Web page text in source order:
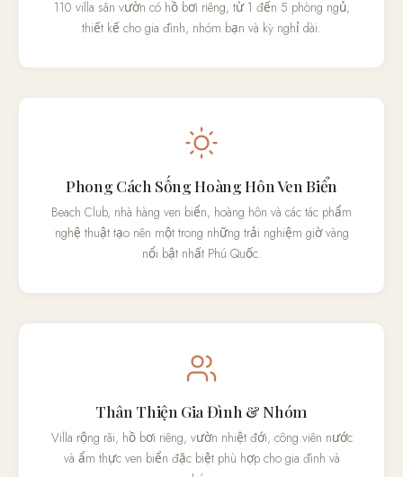
110 villa sân vườn có hồ bơi riêng, từ 1 đến 5 phòng ngủ,
thiết kế cho gia đình, nhóm bạn và kỳ nghỉ dài.
Phong Cách Sống Hoàng Hôn Ven Biển
Beach Club, nhà hàng ven biển, hoàng hôn và các tác phẩm
nghệ thuật tạo nên một trong những trải nghiệm giờ vàng
nổi bật nhất Phú Quốc.
Thân Thiện Gia Đình & Nhóm
Villa rộng rãi, hồ bơi riêng, vườn nhiệt đới, công viên nước
và ẩm thực ven biển đặc biệt phù hợp cho gia đình và